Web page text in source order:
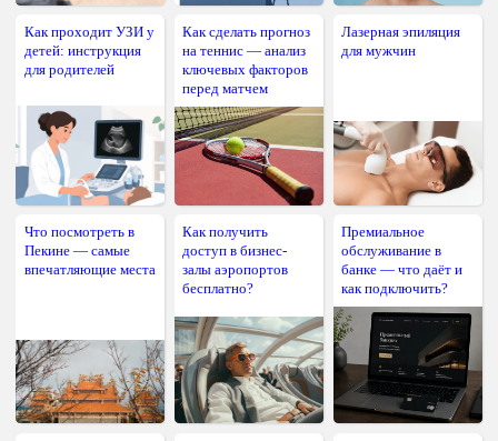
Как проходит УЗИ у
детей: инструкция
для родителей
Как сделать прогноз
на теннис — анализ
ключевых факторов
перед матчем
Лазерная эпиляция
для мужчин
Что посмотреть в
Пекине — самые
впечатляющие места
Как получить
доступ в бизнес-
залы аэропортов
бесплатно?
Премиальное
обслуживание в
банке — что даёт и
как подключить?